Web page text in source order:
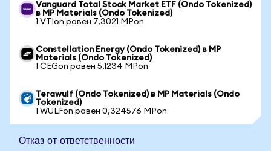
Vanguard Total Stock Market ETF (Ondo Tokenized)
в MP Materials (Ondo Tokenized)
1 VTIon равен 7,3021 MPon
Constellation Energy (Ondo Tokenized) в MP
Materials (Ondo Tokenized)
1 CEGon равен 5,1234 MPon
Terawulf (Ondo Tokenized) в MP Materials (Ondo
Tokenized)
1 WULFon равен 0,324576 MPon
Отказ от ответственности